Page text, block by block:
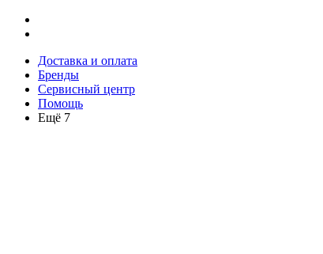
Доставка и оплата
Бренды
Сервисный центр
Помощь
Ещё 7